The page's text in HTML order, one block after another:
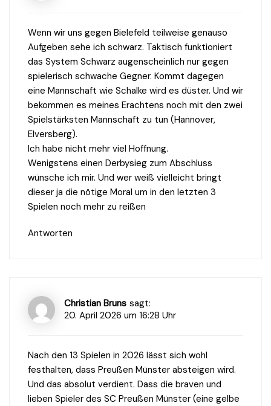
Wenn wir uns gegen Bielefeld teilweise genauso
Aufgeben sehe ich schwarz. Taktisch funktioniert
das System Schwarz augenscheinlich nur gegen
spielerisch schwache Gegner. Kommt dagegen
eine Mannschaft wie Schalke wird es düster. Und wir
bekommen es meines Erachtens noch mit den zwei
Spielstärksten Mannschaft zu tun (Hannover,
Elversberg).
Ich habe nicht mehr viel Hoffnung.
Wenigstens einen Derbysieg zum Abschluss
wünsche ich mir. Und wer weiß vielleicht bringt
dieser ja die nötige Moral um in den letzten 3
Spielen noch mehr zu reißen
Antworten
Christian Bruns sagt:
20. April 2026 um 16:28 Uhr
Nach den 13 Spielen in 2026 lässt sich wohl
festhalten, dass Preußen Münster absteigen wird.
Und das absolut verdient. Dass die braven und
lieben Spieler des SC Preußen Münster (eine gelbe